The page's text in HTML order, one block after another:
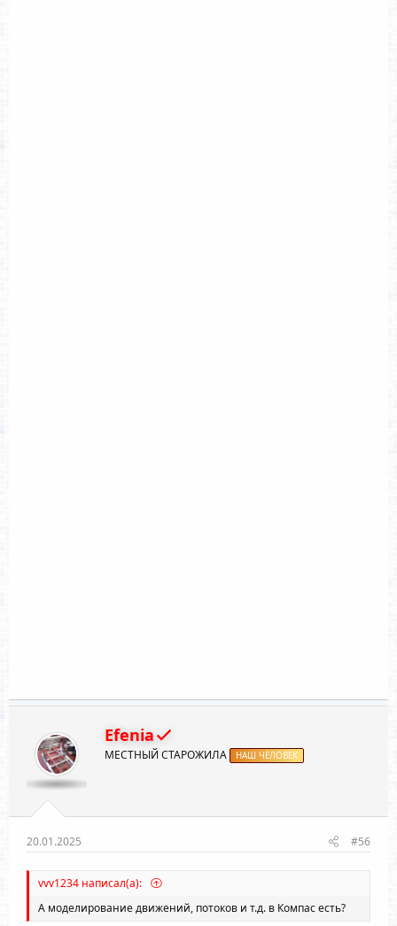
Efenia
МЕСТНЫЙ СТАРОЖИЛА НАШ ЧЕЛОВЕК
20.01.2025 #56
vvv1234 написал(а):
А моделирование движений, потоков и т.д. в Компас есть?